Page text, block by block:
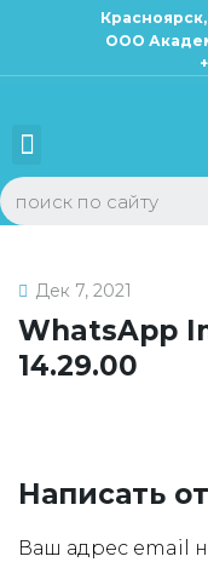
ООО
Дек 7, 2021
WhatsApp
14.29.00
Написать
Ваш адрес email
Запись к